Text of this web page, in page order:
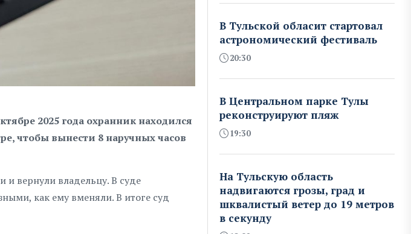
2025 года охранник находился
чтобы вынести 8 наручных часов
и вернули владельцу. В суде
как ему вменяли. В итоге суд
В Тульской обласит стартовал
астрономический фестиваль
20:30
В Центральном парке Тулы
реконструируют пляж
19:30
На Тульскую область
надвигаются грозы, град и
шквалистый ветер до 19 метров
в секунду